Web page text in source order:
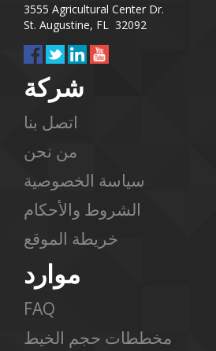
3555 Agricultural Center Dr.
St. Augustine, FL 32092
شركة
اتصل بنا
من نحن
سياسة الخصوصية
الشروط والأحكام
خريطة الموقع
موارد
FAQ
مخططات حجم الخيط